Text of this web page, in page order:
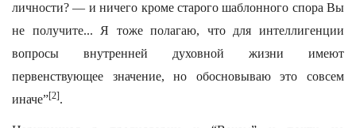
личности? — и ничего кроме старого шаблонного спора Вы
не получите... Я тоже полагаю, что для интеллигенции
вопросы внутренней духовной жизни имеют
первенствующее значение, но обосновываю это совсем
иначе”[2].